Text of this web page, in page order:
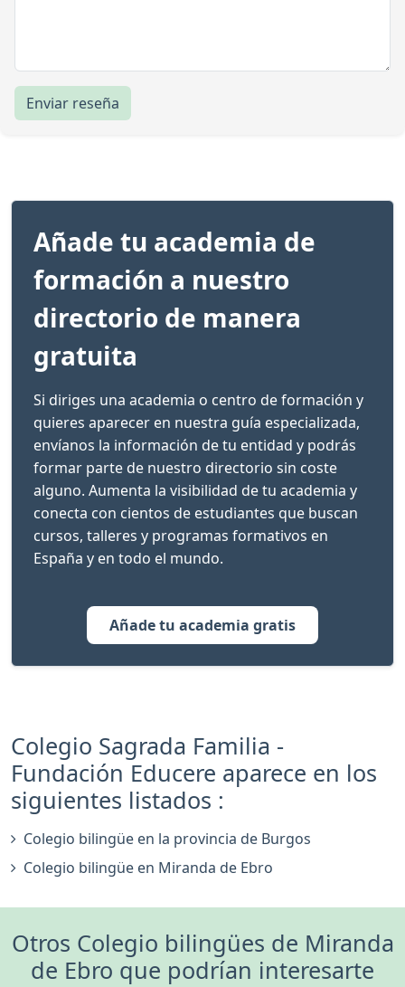
Enviar reseña
Añade tu academia de
formación a nuestro
directorio de manera
gratuita
Si diriges una academia o centro de formación y
quieres aparecer en nuestra guía especializada,
envíanos la información de tu entidad y podrás
formar parte de nuestro directorio sin coste
alguno. Aumenta la visibilidad de tu academia y
conecta con cientos de estudiantes que buscan
cursos, talleres y programas formativos en
España y en todo el mundo.
Añade tu academia gratis
Colegio Sagrada Familia -
Fundación Educere aparece en los
siguientes listados :
Colegio bilingüe en la provincia de Burgos
Colegio bilingüe en Miranda de Ebro
Otros Colegio bilingües de Miranda
de Ebro que podrían interesarte